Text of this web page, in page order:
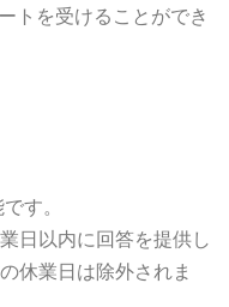
トを受けることができ
す。
日以内に回答を提供し
休業日は除外されま